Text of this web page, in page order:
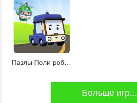
Пазлы Поли робокар
Больше игр...